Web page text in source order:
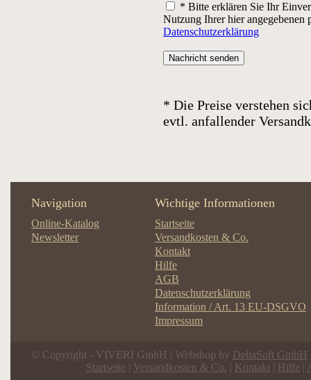
* Bitte erklären Sie Ihr
Nutzung Ihrer hier angegebenen
Datenschutzerklärung
* Die Preise verstehen
evtl. anfallender
Navigation
Online-Katalog
Newsletter
Wichtige Informationen
Startseite
Versandkosten & Co.
Kontakt
Hilfe
AGB
Datenschutzerklärung
Information / Art. 13 EU-DSGVO
Impressum
© Copyright - VIVERI GmbH | Webshop by DeltaSoft GmbH
Startseite | Versandkosten & Co. | Kontakt | Hilfe |